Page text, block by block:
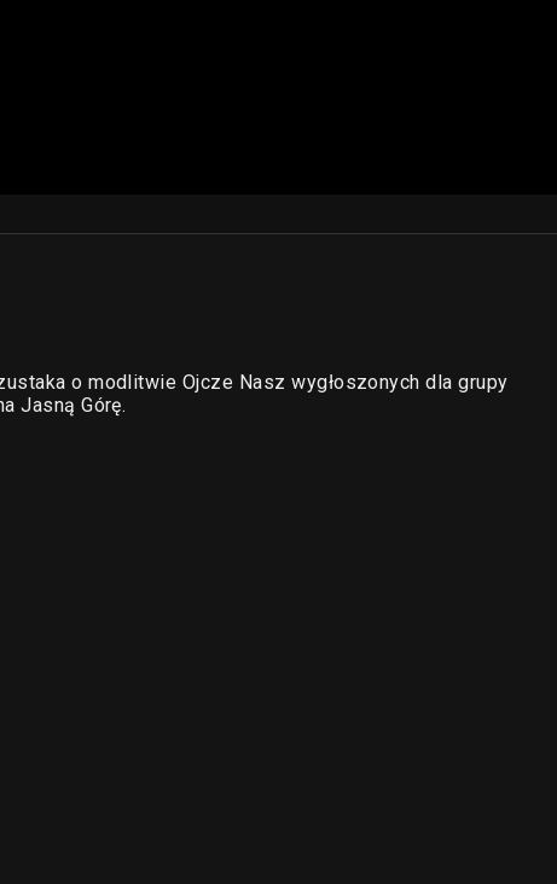
o modlitwie Ojcze Nasz wygłoszonych dla grupy
Jasną Górę.